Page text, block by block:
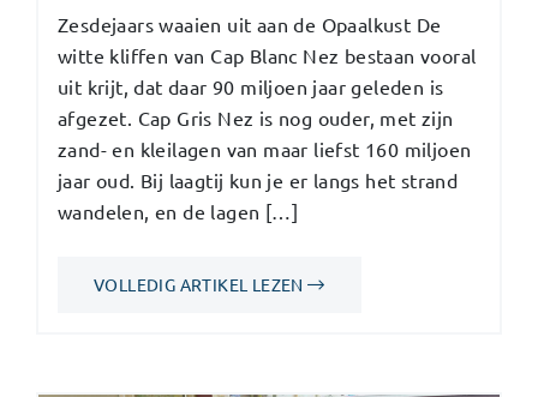
Zesdejaars waaien uit aan de Opaalkust De
witte kliffen van Cap Blanc Nez bestaan vooral
uit krijt, dat daar 90 miljoen jaar geleden is
afgezet. Cap Gris Nez is nog ouder, met zijn
zand- en kleilagen van maar liefst 160 miljoen
jaar oud. Bij laagtij kun je er langs het strand
wandelen, en de lagen […]
VOLLEDIG ARTIKEL LEZEN